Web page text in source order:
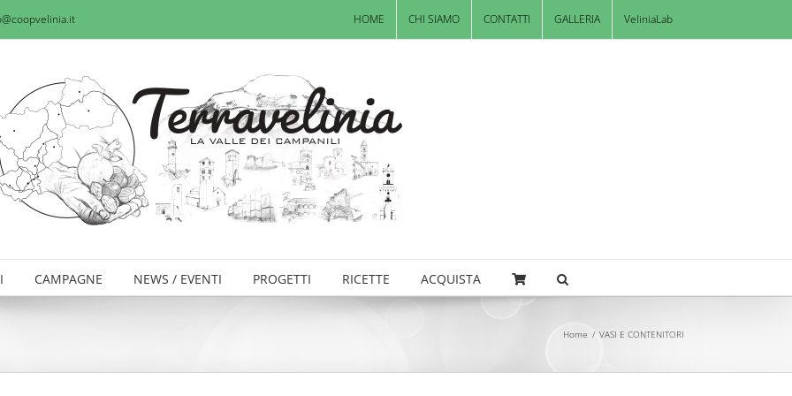
HOME CHI SIAMO CONTATTI GALLERIA VeliniaLab
CAMPAGNE NEWS / EVENTI PROGETTI RICETTE ACQUISTA
Home / VASI E CONTENITORI